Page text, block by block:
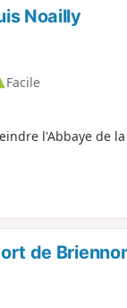
Noailly
Facile
l'Abbaye de
de